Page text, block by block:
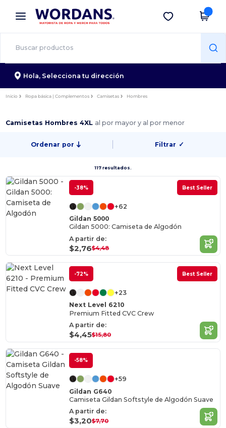
× App de Wordans
¡Mejores precios en app!
Descargar app
Hola, Selecciona tu dirección
Inicio Ropa básica | Complementos Camisetas Hombres
Camisetas Hombres 4XL al por mayor y al por menor
Ordenar por Filtrar ✓
117 resultados.
-38% Best Seller
+62
Gildan 5000
Gildan 5000: Camiseta de Algodón
A partir de:
$2,76$4,48
-72% Best Seller
+23
Next Level 6210
Premium Fitted CVC Crew
A partir de:
$4,45$15,80
-58%
+59
Gildan G640
Camiseta Gildan Softstyle de Algodón Suave
A partir de:
$3,20$7,70